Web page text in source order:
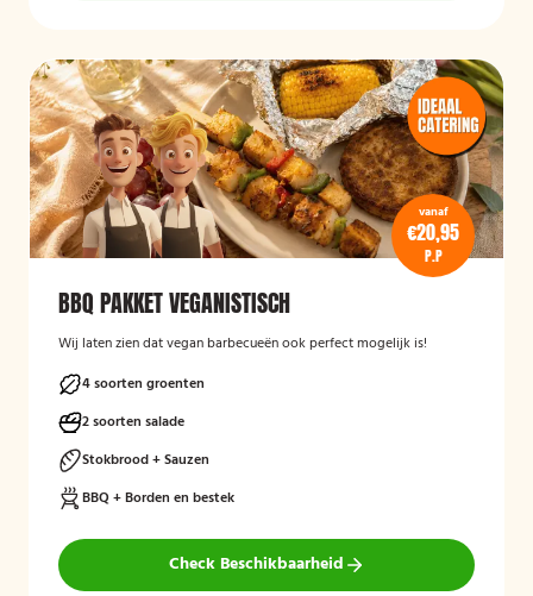
vanaf
€20,95
P.P
BBQ PAKKET VEGANISTISCH
Wij laten zien dat vegan barbecueën ook perfect mogelijk is!
4 soorten groenten
2 soorten salade
Stokbrood + Sauzen
BBQ + Borden en bestek
Check Beschikbaarheid